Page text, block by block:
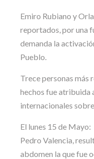
Emiro Rubiano y
reportados, por una
demanda la
Pueblo.
Trece personas más
hechos fue atribuida
internacionales
El lunes 15 de Mayo:
Pedro Valencia,
abdomen la que fue